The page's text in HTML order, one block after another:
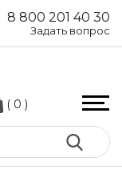
8 800 201 40 30
Задать вопрос
( 0 )